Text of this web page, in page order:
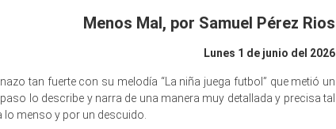
Menos Mal, por Samuel Pérez Rios
Lunes 1 de junio del 2026
tan fuerte con su melodía “La niña juega futbol” que metió un
lo describe y narra de una manera muy detallada y precisa tal
menso y por un descuido.